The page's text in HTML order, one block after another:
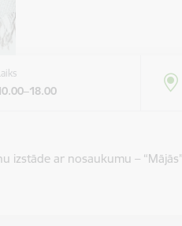
izstāde ar nosaukumu –